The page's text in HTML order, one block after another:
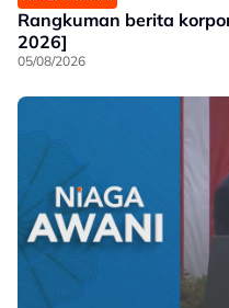
Rangkuman berita
2026]
05/08/2026